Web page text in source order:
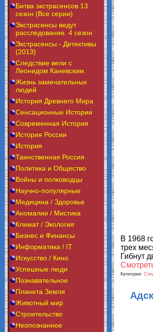
Битва экстрасенсов 13
сезон (Все серии)
Экстрасенсы ведут
расследование. 4 сезон
Экстрасенсы - Детективы
(2013)
Следствие вели с
Леонидом Каневским.
Жизнь замечательных
людей
История Древнего Мира
Сенсационные Истории
Современная История
История России
История
Таинственная Россия
Политика и Общество
Войны и полководцы
Научно-популярные
Медицина / Здоровье
Аномалии / Мистика
Климат / Экология
Бизнес и Финансы
Информатика / IT
Искусство / Кино
Успешные люди
Познавательное
Планета Земля
Животный мир
Строительство
Неопознанное
В 1968
трех
Гибнут
Категория: